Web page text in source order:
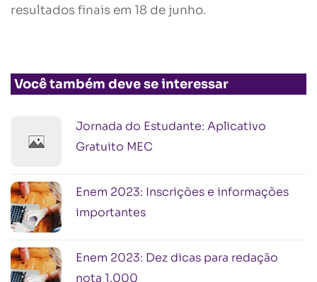
resultados finais em 18 de junho.
Você também deve se interessar
Jornada do Estudante: Aplicativo
Gratuito MEC
Enem 2023: Inscrições e informações
importantes
Enem 2023: Dez dicas para redação
nota 1.000